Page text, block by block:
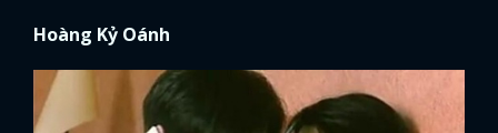
Hoàng Kỷ Oánh